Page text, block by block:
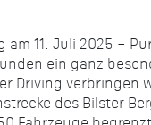
11. Juli 2025 –
ein ganz
Driving verbringen
des Bilster